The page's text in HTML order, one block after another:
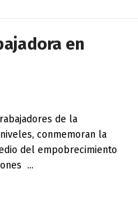
en
de la
conmemoran la
del empobrecimiento
...